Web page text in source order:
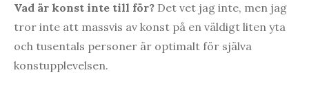
Vad är konst inte till för? Det vet jag inte, men jag
tror inte att massvis av konst på en väldigt liten yta
och tusentals personer är optimalt för själva
konstupplevelsen.